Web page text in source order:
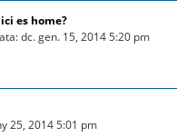
es home?
dc. gen. 15, 2014 5:20 pm
25, 2014 5:01 pm